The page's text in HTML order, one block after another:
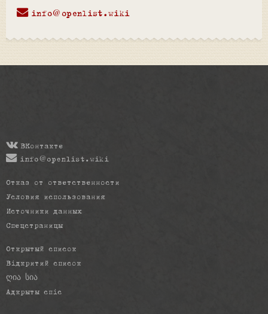
info@openlist.wiki
ВКонтакте
info@openlist.wiki
Отказ от ответственности
Условия использования
Источники данных
Спецстраницы
Открытый список
Відкритий список
ღია სია
Адкрыты спіс